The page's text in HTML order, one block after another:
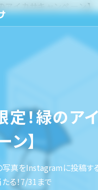
アイカサキャンペーン】
定！緑のア
ン】
真をInstagramに投稿す
る！7/31まで